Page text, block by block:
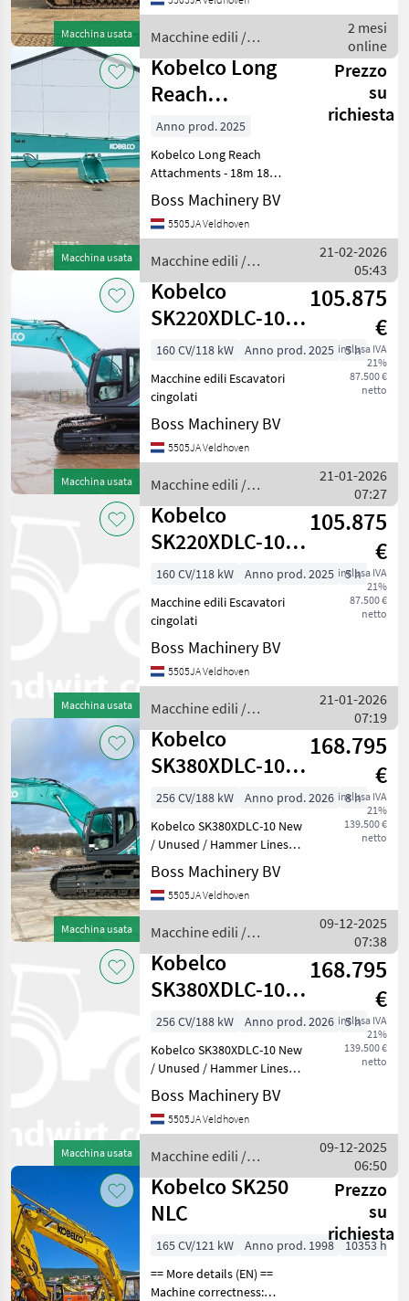
Macchina usata
BM007209 Hours: 14.706
Veldhoven, Netherlands
Certificate: CE
Macchine edili /
Kobelco
2 mesi
online
Macchina usata
Kobelco Long
Reach
Attachments
18m - Fits to 20-
25t
Prezzo
su
richiesta
Anno prod. 2025
Kobelco Long Reach
Attachments - 18m 18
meter set / Fits to 20-25t
Excavator! Year: 2025
Reference number: Kobelco
Attachments - 18m
Location Ve
Boss Machinery BV
5505JA Veldhoven
Macchine edili /
Kobelco
21-02-2026
05:43
Macchina usata
Kobelco
SK220XDLC-10 -
Extreme Duty /
NEW / UNUSED
105.875
€
inclusa IVA
21%
87.500 €
netto
160 CV/118 kW Anno prod. 2025
5 h
Macchine edili Escavatori
cingolati
Boss Machinery BV
5505JA Veldhoven
Macchine edili /
Kobelco
21-01-2026
07:27
Macchina usata
Kobelco
SK220XDLC-10 -
Extreme Duty /
NEW / UNUSED
105.875
€
inclusa IVA
21%
87.500 €
netto
160 CV/118 kW Anno prod. 2025
5 h
Macchine edili Escavatori
cingolati
Boss Machinery BV
5505JA Veldhoven
Macchine edili /
Kobelco
21-01-2026
07:19
Macchina usata
Kobelco
SK380XDLC-10 -
New / Unused /
Hammer Lines
168.795
€
inclusa IVA
21%
139.500 €
netto
256 CV/188 kW Anno prod. 2026
8 h
Kobelco SK380XDLC-10 New
/ Unused / Hammer Lines
Year: 2026 Reference
number: BM005296 Hours: 8
Type SK380XDLC-10
Netherlands NON CE
Available
Boss Machinery BV
5505JA Veldhoven
Macchine edili /
Kobelco
09-12-2025
07:38
Macchina usata
Kobelco
SK380XDLC-10 -
New / Unused /
Hammer Lines
168.795
€
inclusa IVA
21%
139.500 €
netto
256 CV/188 kW Anno prod. 2026
5 h
Kobelco SK380XDLC-10 New
/ Unused / Hammer Lines
Year: 2026 Reference
number: BM005421 Hours: 5
Type SK380XDLC-10
Netherlands NON CE
Available
Boss Machinery BV
5505JA Veldhoven
Macchine edili /
Kobelco
09-12-2025
06:50
Kobelco SK250
NLC
Prezzo
su
richiesta
165 CV/121 kW Anno prod. 1998
10353 h
== More details (EN) ==
Machine correctness: